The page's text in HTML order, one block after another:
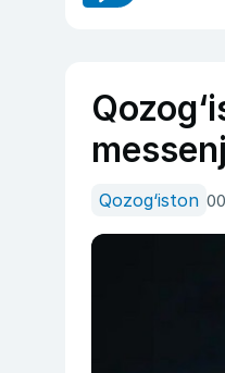
Qozog‘iston